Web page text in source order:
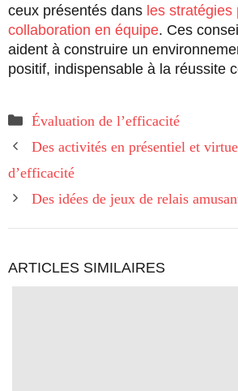
ceux présentés dans les stratégies
collaboration en équipe. Ces
aident à construire un
positif, indispensable à la réussite
Catégories
Évaluation de l’efficacité
Des activités en présentiel et
d’efficacité
Des idées de jeux de relais
ARTICLES SIMILAIRES